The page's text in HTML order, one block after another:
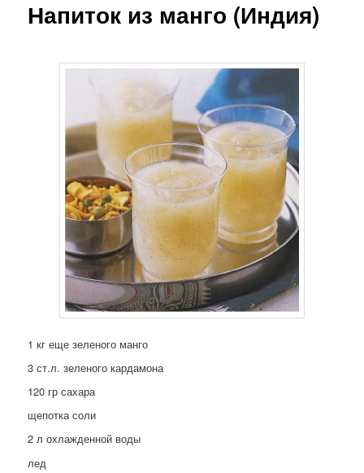
Напиток из манго (Индия)
1 кг еще зеленого манго
3 ст.л. зеленого кардамона
120 гр сахара
щепотка соли
2 л охлажденной воды
лед